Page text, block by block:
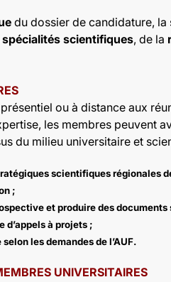
du dossier de candidature, la
spécialités scientifiques, de la
ou à distance aux
les membres peuvent
du milieu universitaire et
scientifiques régionales
;
et produire des
d’appels à projets ;
les demandes de l’AUF.
UNIVERSITAIRES